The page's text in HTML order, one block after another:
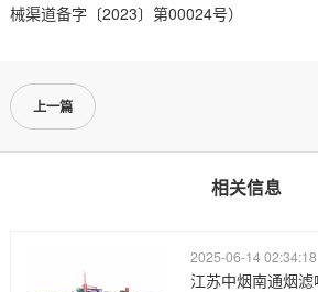
械渠道备字〔2023〕第00024号）
上一篇
相关信息
2025-06-14 02:34:18